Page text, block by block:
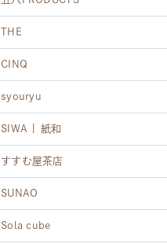
THE
CINQ
syouryu
SIWA | 紙和
すすむ屋茶店
SUNAO
Sola cube